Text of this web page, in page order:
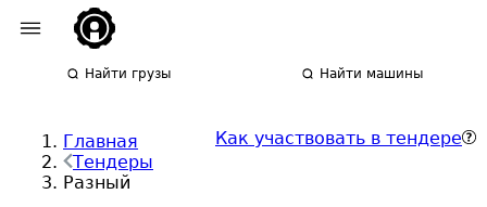
Найти грузы Найти машины
Главная
Тендеры
Разный
Как участвовать в тендере